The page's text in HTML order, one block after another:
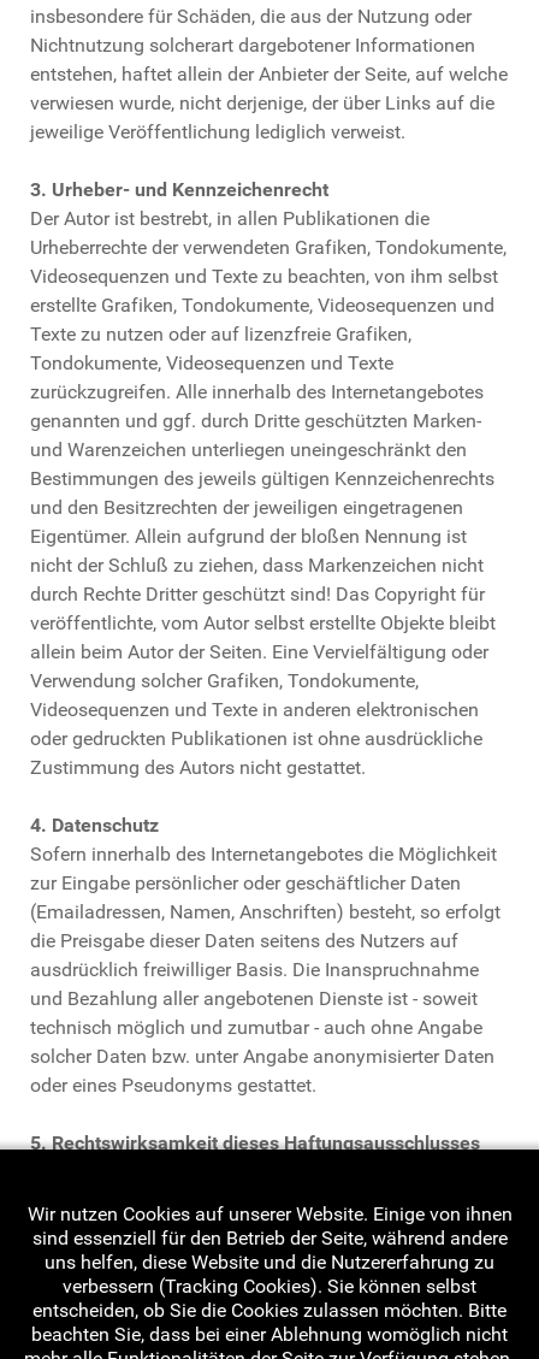
insbesondere für Schäden, die aus der Nutzung oder
Nichtnutzung solcherart dargebotener Informationen
entstehen, haftet allein der Anbieter der Seite, auf welche
verwiesen wurde, nicht derjenige, der über Links auf die
jeweilige Veröffentlichung lediglich verweist.
3. Urheber- und Kennzeichenrecht
Der Autor ist bestrebt, in allen Publikationen die
Urheberrechte der verwendeten Grafiken, Tondokumente,
Videosequenzen und Texte zu beachten, von ihm selbst
erstellte Grafiken, Tondokumente, Videosequenzen und
Texte zu nutzen oder auf lizenzfreie Grafiken,
Tondokumente, Videosequenzen und Texte
zurückzugreifen. Alle innerhalb des Internetangebotes
genannten und ggf. durch Dritte geschützten Marken-
und Warenzeichen unterliegen uneingeschränkt den
Bestimmungen des jeweils gültigen Kennzeichenrechts
und den Besitzrechten der jeweiligen eingetragenen
Eigentümer. Allein aufgrund der bloßen Nennung ist
nicht der Schluß zu ziehen, dass Markenzeichen nicht
durch Rechte Dritter geschützt sind! Das Copyright für
veröffentlichte, vom Autor selbst erstellte Objekte bleibt
allein beim Autor der Seiten. Eine Vervielfältigung oder
Verwendung solcher Grafiken, Tondokumente,
Videosequenzen und Texte in anderen elektronischen
oder gedruckten Publikationen ist ohne ausdrückliche
Zustimmung des Autors nicht gestattet.
4. Datenschutz
Sofern innerhalb des Internetangebotes die Möglichkeit
zur Eingabe persönlicher oder geschäftlicher Daten
(Emailadressen, Namen, Anschriften) besteht, so erfolgt
die Preisgabe dieser Daten seitens des Nutzers auf
ausdrücklich freiwilliger Basis. Die Inanspruchnahme
und Bezahlung aller angebotenen Dienste ist - soweit
technisch möglich und zumutbar - auch ohne Angabe
solcher Daten bzw. unter Angabe anonymisierter Daten
oder eines Pseudonyms gestattet.
5. Rechtswirksamkeit dieses Haftungsausschlusses
Seite verwiesen wurde. Sofern Teile oder einzelne
Formulierungen dieses Textes der geltenden Rechtslage
nicht, nicht mehr oder nicht vollständig entsprechen
sollten, bleiben die übrigen Teile des Dokumentes in
ihrem Inhalt und ihrer Gültigkeit davon unberührt.
Wir nutzen Cookies auf unserer Website. Einige von ihnen
sind essenziell für den Betrieb der Seite, während andere
uns helfen, diese Website und die Nutzererfahrung zu
verbessern (Tracking Cookies). Sie können selbst
entscheiden, ob Sie die Cookies zulassen möchten. Bitte
beachten Sie, dass bei einer Ablehnung womöglich nicht